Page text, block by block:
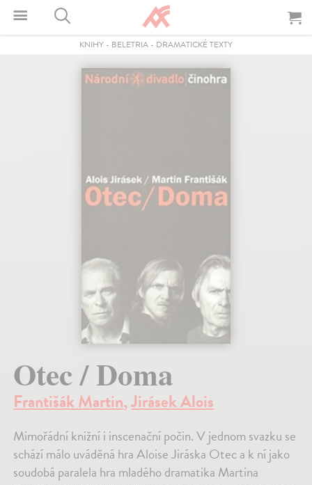
KNIHY - BELETRIA - DRAMATICKÉ TEXTY
Otec / Doma
Františák Martin,Jirásek Alois
Mimořádní knižní i inscenační počin. V jednom svazku se
schází málo uváděná hra Aloise Jiráska Otec a k ní jako
soudobá paralela hra mladého dramatika Martina